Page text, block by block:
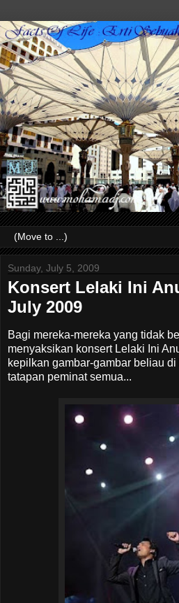
Sunday, July 5, 2009
Konsert Lelaki Ini
July 2009
Bagi mereka-mereka yang tidak
menyaksikan konsert Lelaki Ini
kepilkan gambar-gambar beliau
tatapan peminat semua...